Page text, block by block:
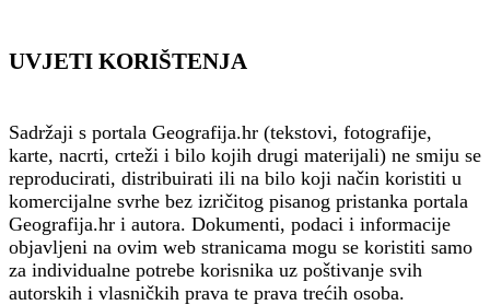
UVJETI KORIŠTENJA
Sadržaji s portala Geografija.hr (tekstovi, fotografije,
karte, nacrti, crteži i bilo kojih drugi materijali) ne smiju se
reproducirati, distribuirati ili na bilo koji način koristiti u
komercijalne svrhe bez izričitog pisanog pristanka portala
Geografija.hr i autora. Dokumenti, podaci i informacije
objavljeni na ovim web stranicama mogu se koristiti samo
za individualne potrebe korisnika uz poštivanje svih
autorskih i vlasničkih prava te prava trećih osoba.